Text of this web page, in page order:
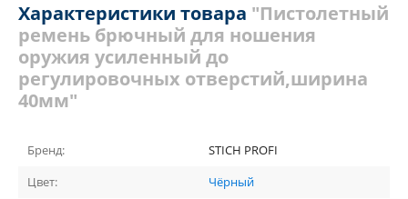
Характеристики товара "Пистолетный
ремень брючный для ношения
оружия усиленный до
регулировочных отверстий,ширина
40мм"
Бренд:
STICH PROFI
Цвет:
Чёрный